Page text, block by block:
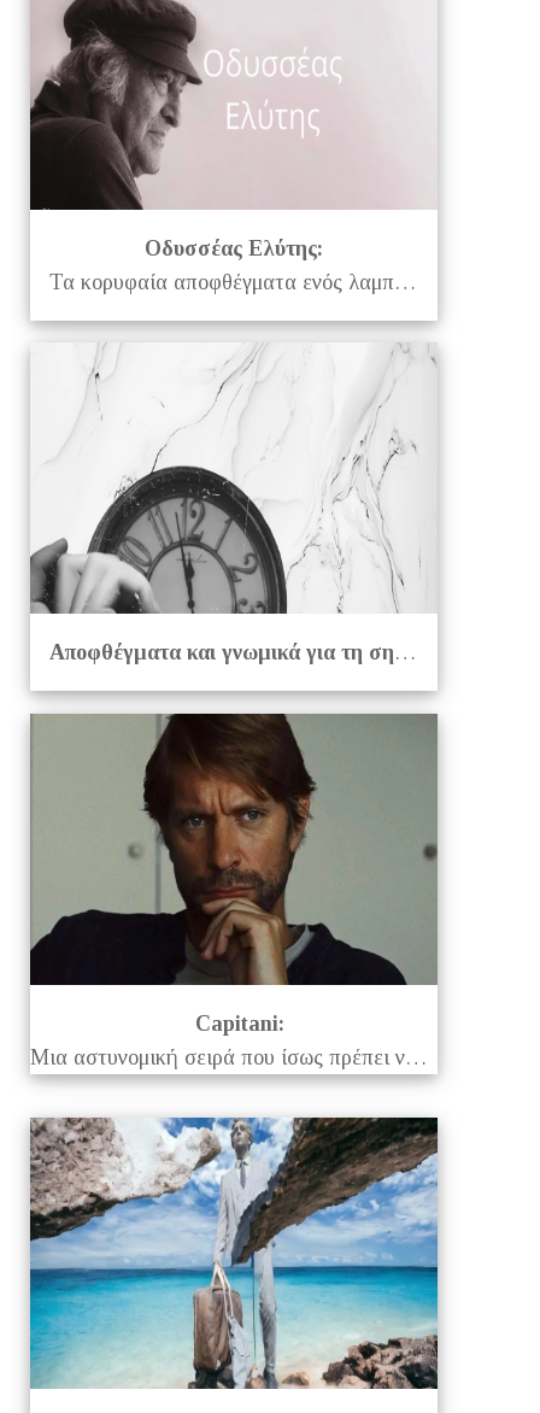
Οδυσσέας Ελύτης:
Τα κορυφαία αποφθέγματα ενός λαμπρού πνεύματος της ποίησης
Αποφθέγματα και γνωμικά για τη σημασία του Χρόνου και της στιγμής
Capitani:
Μια αστυνομική σειρά που ίσως πρέπει να δείτε